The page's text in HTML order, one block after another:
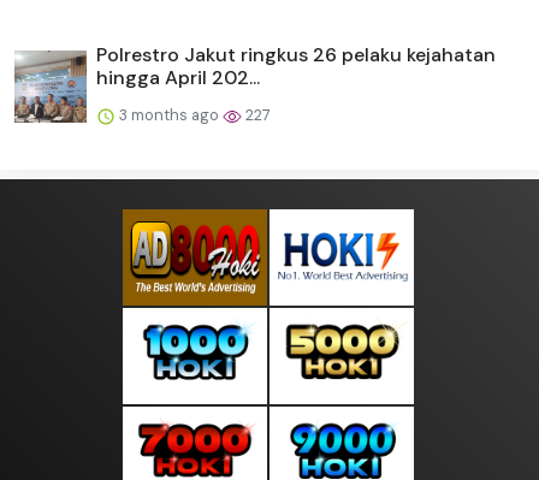
Polrestro Jakut ringkus 26 pelaku kejahatan
hingga April 202...
3 months ago 227